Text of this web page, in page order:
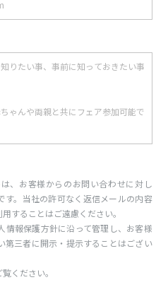
、お客様からのお問い合わせに対し
す。当社の許可なく返信メールの内容
することはご遠慮ください。
報保護方針に沿って管理し、お客様
第三者に開示・提示することはござい
覧ください。